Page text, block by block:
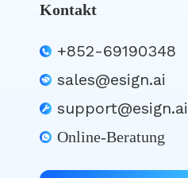
Kontakt
+852-69190348
sales@esign.ai
support@esign.ai
Online-Beratung